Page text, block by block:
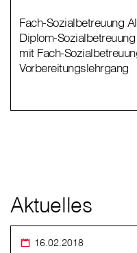
Fach-Sozialbetreuung
Diplom-
mit Fach-
Vorbereitungslehrgang
Aktuelles
16.02.2018